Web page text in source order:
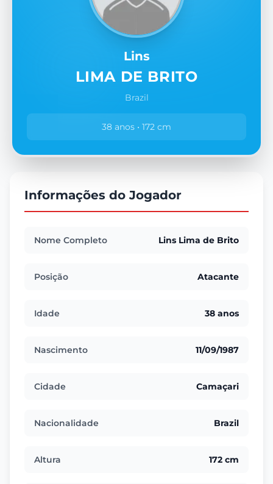
Lins
LIMA DE BRITO
Brazil
38 anos • 172 cm
Informações do Jogador
Nome Completo Lins Lima de Brito
Posição Atacante
Idade 38 anos
Nascimento 11/09/1987
Cidade Camaçari
Nacionalidade Brazil
Altura 172 cm